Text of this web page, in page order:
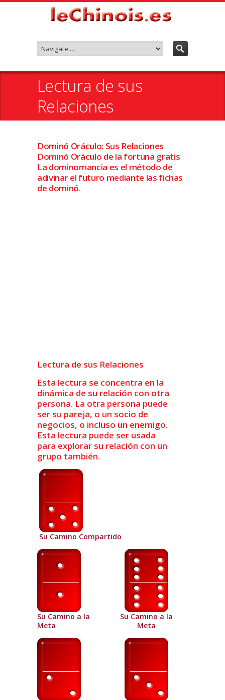
Lectura de sus
Relaciones
Dominó Oráculo: Sus Relaciones
Dominó Oráculo de la fortuna gratis
La dominomancia es el método de
adivinar el futuro mediante las fichas
de dominó.
Lectura de sus Relaciones
Esta lectura se concentra en la
dinámica de su relación con otra
persona. La otra persona puede
ser su pareja, o un socio de
negocios, o incluso un enemigo.
Esta lectura puede ser usada
para explorar su relación con un
grupo también.
Su Camino Compartido
Su Camino a la
Meta
Su Camino a la
Meta